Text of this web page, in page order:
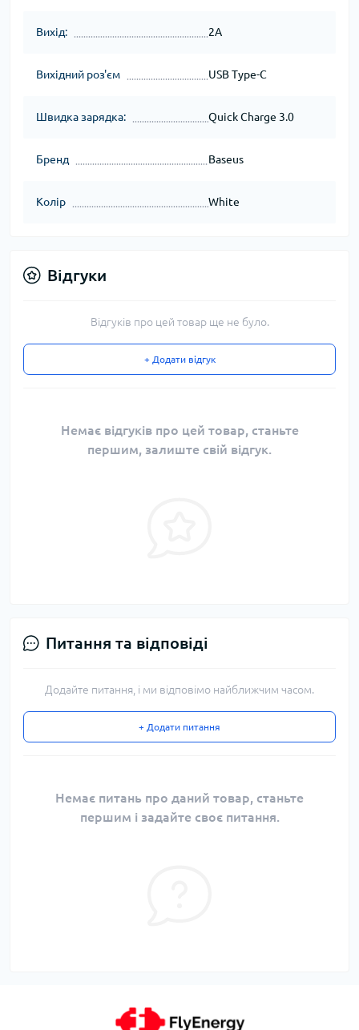
Вихід: 2A
Вихідний роз'єм USB Type-C
Швидка зарядка: Quick Charge 3.0
Бренд Baseus
Колір White
Відгуки
Відгуків про цей товар ще не було.
+ Додати відгук
Немає відгуків про цей товар, станьте
першим, залиште свій відгук.
Питання та відповіді
Додайте питання, і ми відповімо найближчим часом.
+ Додати питання
Немає питань про даний товар, станьте
першим і задайте своє питання.